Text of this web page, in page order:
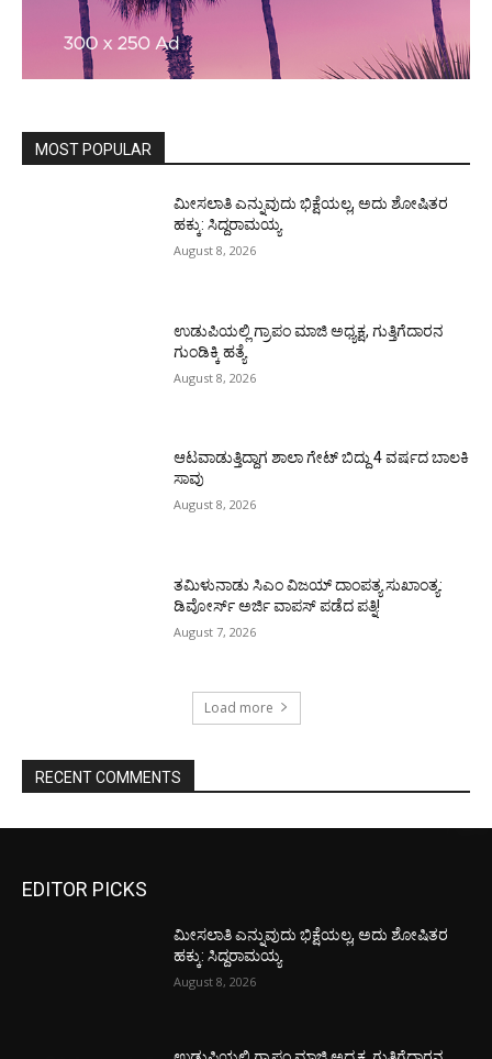
MOST POPULAR
ಮೀಸಲಾತಿ ಎನ್ನುವುದು ಭಿಕ್ಷೆಯಲ್ಲ, ಅದು ಶೋಷಿತರ
ಹಕ್ಕು: ಸಿದ್ದರಾಮಯ್ಯ
August 8, 2026
ಉಡುಪಿಯಲ್ಲಿ ಗ್ರಾಪಂ ಮಾಜಿ ಅಧ್ಯಕ್ಷ, ಗುತ್ತಿಗೆದಾರನ
ಗುಂಡಿಕ್ಕಿ ಹತ್ಯೆ
August 8, 2026
ಆಟವಾಡುತ್ತಿದ್ದಾಗ ಶಾಲಾ ಗೇಟ್‌ ಬಿದ್ದು 4 ವರ್ಷದ ಬಾಲಕಿ
ಸಾವು
August 8, 2026
ತಮಿಳುನಾಡು ಸಿಎಂ ವಿಜಯ್‌ ದಾಂಪತ್ಯ ಸುಖಾಂತ್ಯ:
ಡಿವೋರ್ಸ್‌ ಅರ್ಜಿ ವಾಪಸ್‌ ಪಡೆದ ಪತ್ನಿ!
August 7, 2026
Load more
RECENT COMMENTS
EDITOR PICKS
ಮೀಸಲಾತಿ ಎನ್ನುವುದು ಭಿಕ್ಷೆಯಲ್ಲ, ಅದು ಶೋಷಿತರ
ಹಕ್ಕು: ಸಿದ್ದರಾಮಯ್ಯ
August 8, 2026